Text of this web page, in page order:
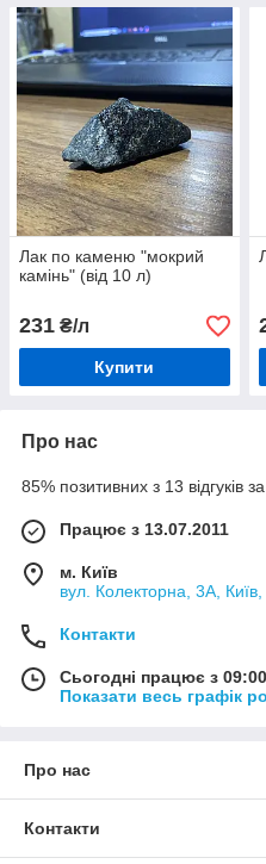
Лак по каменю "мокрий
камінь" (від 10 л)
231 ₴/л
Купити
Про нас
85% позитивних з 13 відгуків за
Працює з 13.07.2011
м. Київ
вул. Колекторна, 3А, Київ,
Контакти
Сьогодні працює з
Показати весь графік
Про нас
Контакти